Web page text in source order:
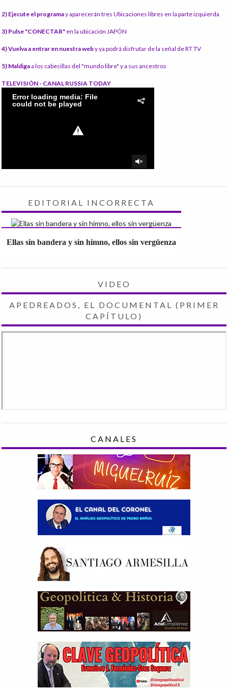
2) Ejecute el programay aparecerán tres Ubicaciones libres en la parte izquierda
3) Pulse "CONECTAR" en la ubicación JAPÓN
4) Vuelva a entrar en nuestra weby ya podrá disfrutar de la señal de RT TV
5) Maldigaa los cabecillas del "mundo libre" y a sus ancestros
TELEVISIÓN - CANAL RUSSIA TODAY
EDITORIAL INCORRECTA
Ellas sin bandera y sin himno, ellos sin vergüenza
VIDEO
APEDREADOS, EL DOCUMENTAL (PRIMER
CAPÍTULO)
CANALES